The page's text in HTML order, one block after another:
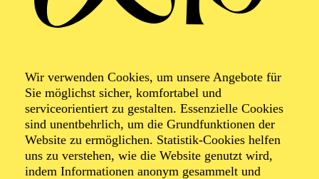
Wir verwenden Cookies, um unsere Angebote für
Sie möglichst sicher, komfortabel und
serviceorientiert zu gestalten. Essenzielle Cookies
sind unentbehrlich, um die Grundfunktionen der
Website zu ermöglichen. Statistik-Cookies helfen
uns zu verstehen, wie die Website genutzt wird,
indem Informationen anonym gesammelt und
Wiener Blut
Operette in drei Akten von Johann Strauß
Zusammengestellt, bearbeitet und ergänzt von Adolf
Müller junior; Libretto von Viktor Léon und Leo Stein
Eine Koproduktion von Johann Strauss 2025 Wien und
Aalto Musiktheater Essen